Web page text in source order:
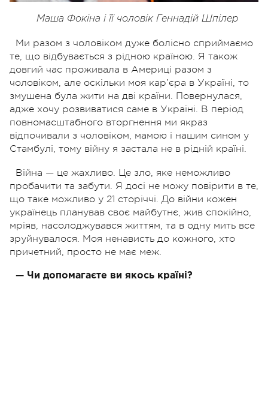
Маша Фокіна і її чоловік Геннадій Шпілер
Ми разом з чоловіком дуже болісно сприймаємо
те, що відбувається з рідною країною. Я також
довгий час проживала в Америці разом з
чоловіком, але оскільки моя кар’єра в Україні, то
змушена була жити на дві країни. Повернулася,
адже хочу розвиватися саме в Україні. В період
повномасштабного вторгнення ми якраз
відпочивали з чоловіком, мамою і нашим сином у
Стамбулі, тому війну я застала не в рідній країні.
Війна — це жахливо. Це зло, яке неможливо
пробачити та забути. Я досі не можу повірити в те,
що таке можливо у 21 сторіччі. До війни кожен
українець планував своє майбутнє, жив спокійно,
мріяв, насолоджувався життям, та в одну мить все
зруйнувалося. Моя ненависть до кожного, хто
причетний, просто не має меж.
— Чи допомагаєте ви якось країні?